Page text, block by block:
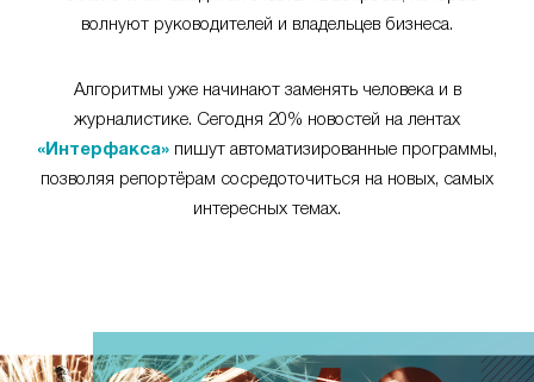
волнуют руководителей и владельцев бизнеса.
Алгоритмы уже начинают заменять человека и в
журналистике. Сегодня 20% новостей на лентах
«Интерфакса» пишут автоматизированные программы,
позволяя репортёрам сосредоточиться на новых, самых
интересных темах.